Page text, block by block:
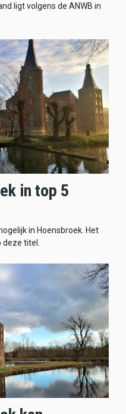
ligt volgens de ANWB in
in top 5
in Hoensbroek. Het
titel.